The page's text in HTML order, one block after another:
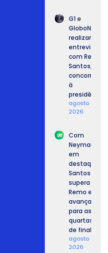
G1 e
GloboNews
realizam
entrevista
com Renan
Santos,
concorrente
à
presidência.
agosto 7,
2026
Com
Neymar
em
destaque,
Santos
supera o
Remo e
avança
para as
quartas
de final.
agosto 6,
2026